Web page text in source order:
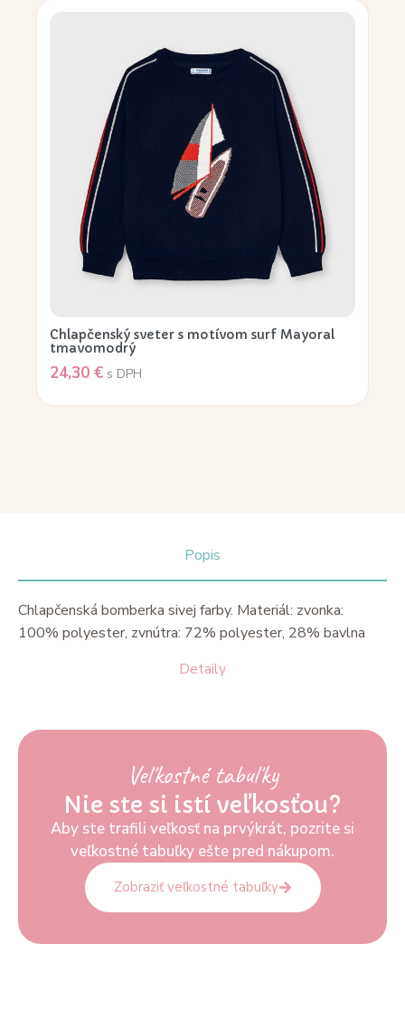
Chlapčenský sveter s motívom surf Mayoral
tmavomodrý
24,30 € s DPH
Popis
Detaily
Chlapčenská bomberka sivej farby. Materiál: zvonka:
100% polyester, zvnútra: 72% polyester, 28% bavlna
Veľkostné tabuľky
Nie ste si istí veľkosťou?
Aby ste trafili veľkosť na prvýkrát, pozrite si
veľkostné tabuľky ešte pred nákupom.
Zobraziť veľkostné tabuľky